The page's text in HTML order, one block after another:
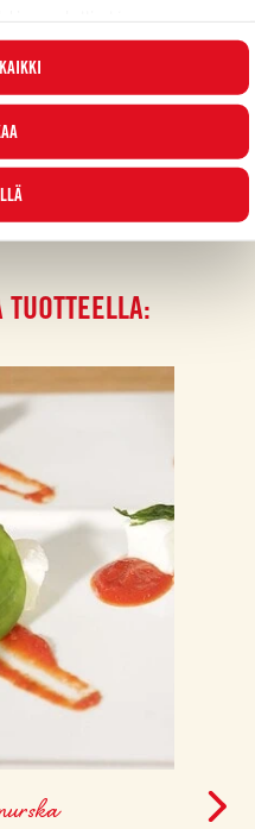
mitkä evästeet hyväksyt, ja
painikkeesta. Lisätietoja